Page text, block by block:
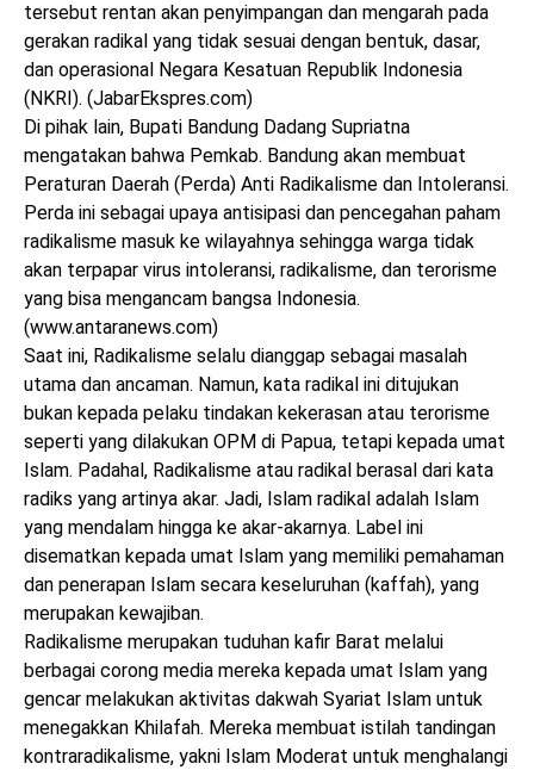
tersebut rentan akan penyimpangan dan mengarah pada
gerakan radikal yang tidak sesuai dengan bentuk, dasar,
dan operasional Negara Kesatuan Republik Indonesia
(NKRI). (JabarEkspres.com)
Di pihak lain, Bupati Bandung Dadang Supriatna
mengatakan bahwa Pemkab. Bandung akan membuat
Peraturan Daerah (Perda) Anti Radikalisme dan Intoleransi.
Perda ini sebagai upaya antisipasi dan pencegahan paham
radikalisme masuk ke wilayahnya sehingga warga tidak
akan terpapar virus intoleransi, radikalisme, dan terorisme
yang bisa mengancam bangsa Indonesia.
(www.antaranews.com)
Saat ini, Radikalisme selalu dianggap sebagai masalah
utama dan ancaman. Namun, kata radikal ini ditujukan
bukan kepada pelaku tindakan kekerasan atau terorisme
seperti yang dilakukan OPM di Papua, tetapi kepada umat
Islam. Padahal, Radikalisme atau radikal berasal dari kata
radiks yang artinya akar. Jadi, Islam radikal adalah Islam
yang mendalam hingga ke akar-akarnya. Label ini
disematkan kepada umat Islam yang memiliki pemahaman
dan penerapan Islam secara keseluruhan (kaffah), yang
merupakan kewajiban.
Radikalisme merupakan tuduhan kafir Barat melalui
berbagai corong media mereka kepada umat Islam yang
gencar melakukan aktivitas dakwah Syariat Islam untuk
menegakkan Khilafah. Mereka membuat istilah tandingan
kontraradikalisme, yakni Islam Moderat untuk menghalangi